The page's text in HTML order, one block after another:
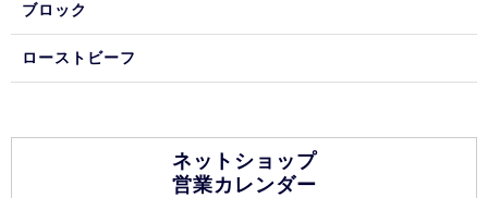
ブロック
ローストビーフ
ネットショップ
営業カレンダー